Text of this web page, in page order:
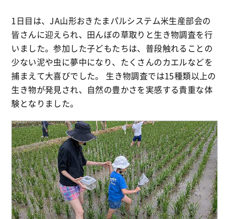
1日目は、JA山形おきたまパルシステム米生産部会の
皆さんに迎えられ、田んぼの草取りと生き物調査を行
いました。参加した子どもたちは、普段触れることの
少ない泥や虫に夢中になり、たくさんのカエルなどを
捕まえて大喜びでした。 生き物調査では15種類以上の
生き物が発見され、自然の豊かさを実感する貴重な体
験となりました。